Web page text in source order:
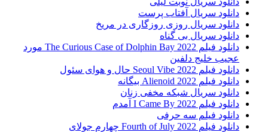
دانلود سریال آفتاب پرست
دانلود سریال روزی روزگاری در مریخ
دانلود سریال بی گناه
دانلود فیلم The Curious Case of Dolphin Bay 2022 مورد
عجیب خلیج دلفین
دانلود فیلم Seoul Vibe 2022 حال و هوای سئول
دانلود فیلم Alienoid 2022 بیگانه
دانلود سریال شبکه مخفی زنان
دانلود فیلم I Came By 2022 آمدم
دانلود فیلم سه حرفی
دانلود فیلم Fourth of July 2022 چهارم جولای